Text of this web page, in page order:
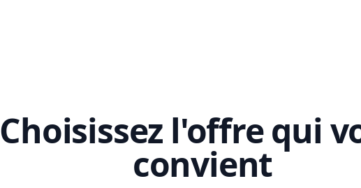
Choisissez l'offre qui
convient